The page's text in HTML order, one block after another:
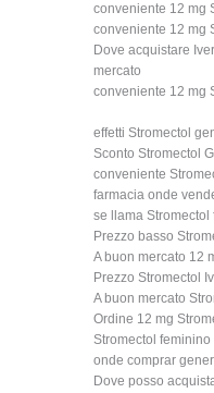
conveniente 12 mg
conveniente 12 mg
Dove acquistare
mercato
conveniente 12 mg
effetti Stromectol
Sconto Stromectol
conveniente
farmacia onde
se llama
Prezzo basso
A buon mercato 12
Prezzo Stromectol
A buon mercato
Ordine 12 mg
Stromectol
onde comprar
Dove posso